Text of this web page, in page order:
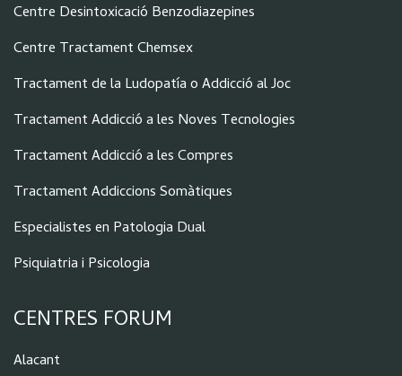
Centre Desintoxicació Benzodiazepines
Centre Tractament Chemsex
Tractament de la Ludopatía o Addicció al Joc
Tractament Addicció a les Noves Tecnologies
Tractament Addicció a les Compres
Tractament Addiccions Somàtiques
Especialistes en Patologia Dual
Psiquiatria i Psicologia
CENTRES FORUM
Alacant